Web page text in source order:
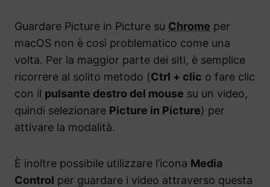
Guardare Picture in Picture su Chrome per
macOS non è così problematico come una
volta. Per la maggior parte dei siti, è semplice
ricorrere al solito metodo (Ctrl + clic o fare clic
con il pulsante destro del mouse su un video,
quindi selezionare Picture in Picture) per
attivare la modalità.
È inoltre possibile utilizzare l’icona Media
Control per guardare i video attraverso questa